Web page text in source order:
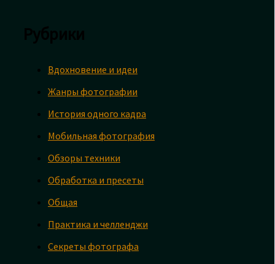
Вдохновение и идеи
Жанры фотографии
История одного кадра
Мобильная фотография
Обзоры техники
Обработка и пресеты
Общая
Практика и челленджи
Секреты фотографа